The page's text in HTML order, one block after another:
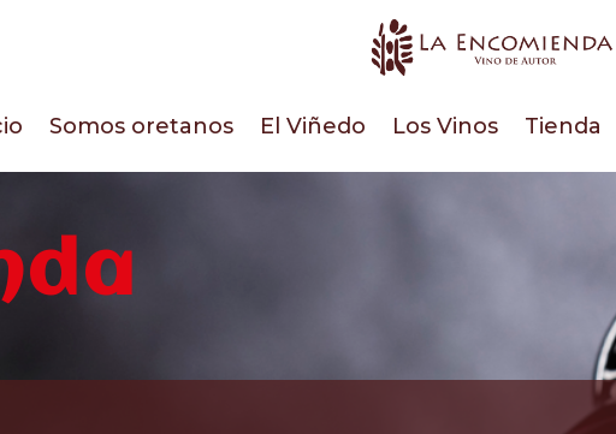
Somos oretanos El Viñedo Los Vinos Tienda